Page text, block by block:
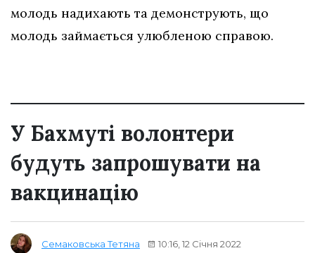
молодь надихають та демонструють, що
молодь займається улюбленою справою.
У Бахмуті волонтери
будуть запрошувати на
вакцинацію
Семаковська Тетяна 10:16, 12 Січня 2022